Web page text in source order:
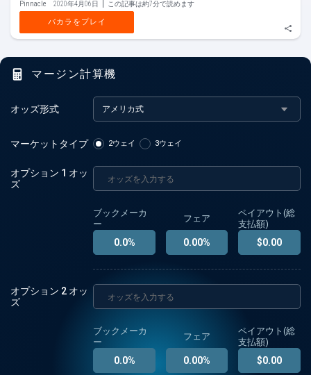
Pinnacle 2020年4月06日 この記事は約7分で読めます
バカラをプレイ
マージン計算機
オッズ形式 アメリカ式
マーケットタイプ 2ウェイ 3ウェイ
オプション 1 オッ
ズ
ブックメーカ
ー
フェア
ペイアウト(総
支払額)
0.0% 0.00% $0.00
オプション 2 オッ
ズ
ブックメーカ
ー
フェア
ペイアウト(総
支払額)
0.0% 0.00% $0.00